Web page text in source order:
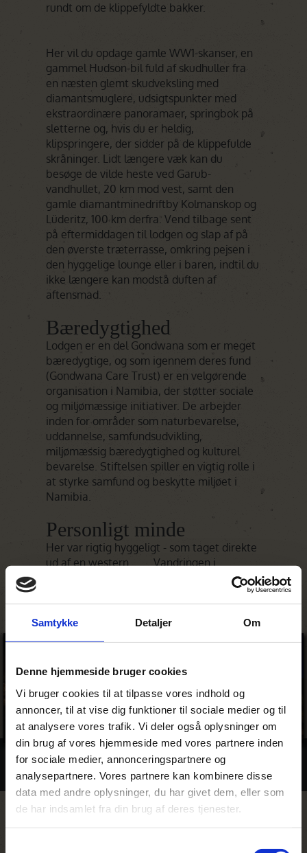
Samtykke Detaljer Om
Denne hjemmeside bruger cookies
Vi bruger cookies til at tilpasse vores indhold og
annoncer, til at vise dig funktioner til sociale medier og til
at analysere vores trafik. Vi deler også oplysninger om
din brug af vores hjemmeside med vores partnere inden
for sociale medier, annonceringspartnere og
analysepartnere. Vores partnere kan kombinere disse
data med andre oplysninger, du har givet dem, eller som
de har indsamlet fra din brug af deres tjenester.
rundt om de klippefyldte bakker.
Her vil du opdage gamle WW1-skanser, en
gammel Hudson-bil fuld af skudhuller fra
en næsten glemt skudveksling med
diamantsmuglere, udsigtspunkter med
ekstraordinære panoramaer, springbok på
sletterne og, hvis du er heldig,
klipspringere, der sidder på de klippefulde
skråninger. Lidt længere væk kan du
besøge de vilde heste ved Garub-
vandhullet, 20 km mod vest, samt den
gamle diamantminedriftby Kolmanskop og
Lüderitz, 100 km derfra. Vend tilbage sent
på eftermiddagen til lodgen og slap af på
den øverste træterrasse, omkring pejsen i
den hyggelige lounge eller i baren, indtil du
ikke længere kan modstå duften af
aftensmad.
Bæredygtighed
Lodgen er en del Gondwana som er meget
bæredygtige, og som igennem deres fund
(Gondwana Care Trust) er en velgørende
organisation i Namibia, der støtter sociale
og miljømæssige initiativer. De arbejder
inden for områder som naturbevarelse,
uddannelse, samfundsudvikling,
miljømæssig bæredygtighed og kulturel
bevarelse. Stiftelsen spiller en vigtig rolle i
at styrke samfund og beskytte miljøet i
Namibia.
Personligt minde
Her var rigtig hyggeligt - som taget direkte
ud af en western…….. Vandringen i
Billeder